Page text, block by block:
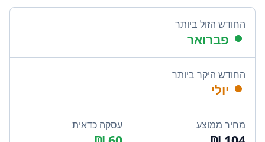
החודש הזול ביותר
פברואר
החודש היקר ביותר
יולי
מחיר ממוצע עסקה כדאית